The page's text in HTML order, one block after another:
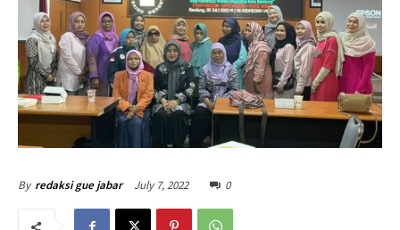
By redaksi gue jabar July 7, 2022 0